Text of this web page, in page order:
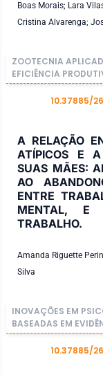
Boas Morais; Lara
Cristina Alvarenga;
ZOOTECNIA
EFICIÊNCIA
10.37885/
A RELAÇÃO
ATÍPICOS E A
SUAS MÃES:
AO
ENTRE
MENTAL, E
TRABALHO.
Amanda Riguette
Silva
INOVAÇÕES EM
BASEADAS EM
10.37885/